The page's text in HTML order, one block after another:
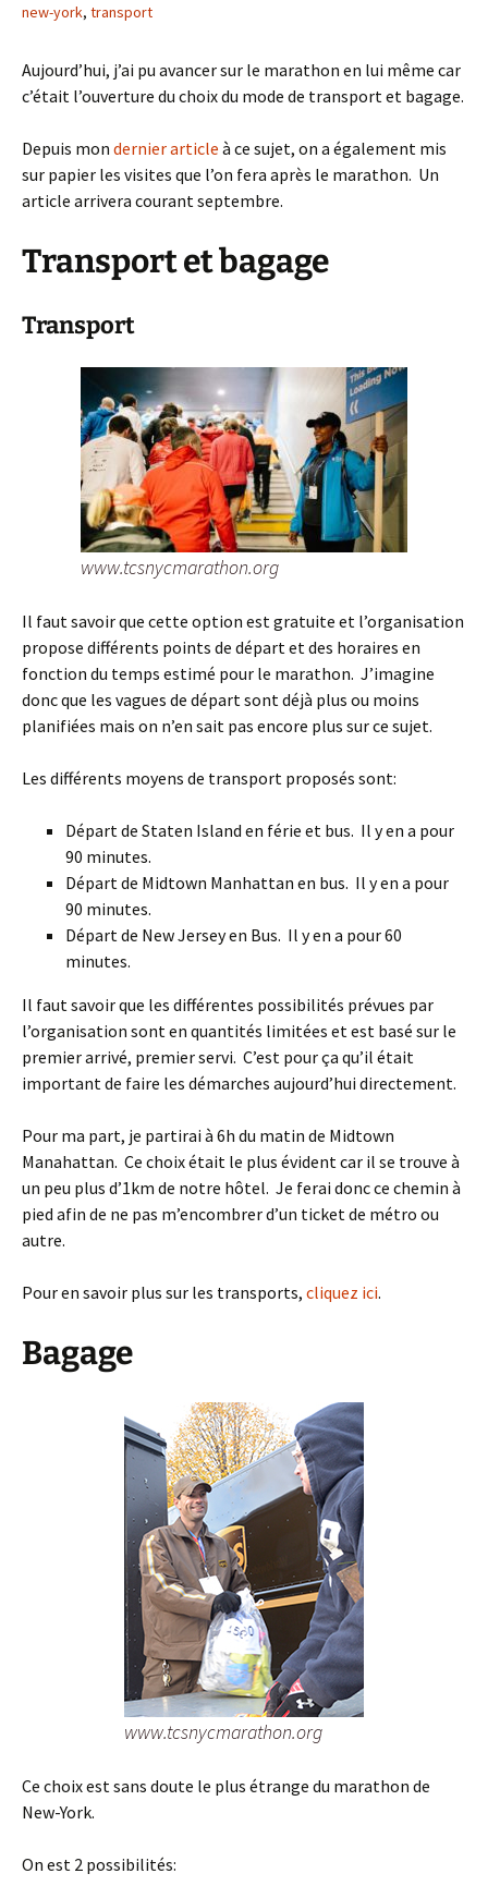
new-york, transport
Aujourd’hui, j’ai pu avancer sur le marathon en lui même car
c’était l’ouverture du choix du mode de transport et bagage.
Depuis mon dernier article à ce sujet, on a également mis
sur papier les visites que l’on fera après le marathon. Un
article arrivera courant septembre.
Transport et bagage
Transport
www.tcsnycmarathon.org
Il faut savoir que cette option est gratuite et l’organisation
propose différents points de départ et des horaires en
fonction du temps estimé pour le marathon. J’imagine
donc que les vagues de départ sont déjà plus ou moins
planifiées mais on n’en sait pas encore plus sur ce sujet.
Les différents moyens de transport proposés sont:
Départ de Staten Island en férie et bus. Il y en a pour
90 minutes.
Départ de Midtown Manhattan en bus. Il y en a pour
90 minutes.
Départ de New Jersey en Bus. Il y en a pour 60
minutes.
Il faut savoir que les différentes possibilités prévues par
l’organisation sont en quantités limitées et est basé sur le
premier arrivé, premier servi. C’est pour ça qu’il était
important de faire les démarches aujourd’hui directement.
Pour ma part, je partirai à 6h du matin de Midtown
Manahattan. Ce choix était le plus évident car il se trouve à
un peu plus d’1km de notre hôtel. Je ferai donc ce chemin à
pied afin de ne pas m’encombrer d’un ticket de métro ou
autre.
Pour en savoir plus sur les transports, cliquez ici.
Bagage
www.tcsnycmarathon.org
Ce choix est sans doute le plus étrange du marathon de
New-York.
On est 2 possibilités: